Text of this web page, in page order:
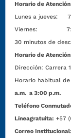
Horario de
Lunes a jueves:
Viernes: 7:00
30 minutos de
Horario de
Dirección:Carrera
Horario habitual
a.m. a 3:00 p.m.
Teléfono
Líneagratuita: +57
Correo Institucional: